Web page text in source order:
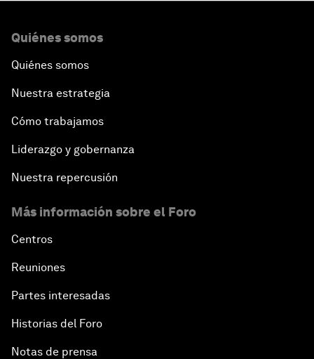
Quiénes somos
Quiénes somos
Nuestra estrategia
Cómo trabajamos
Liderazgo y gobernanza
Nuestra repercusión
Más información sobre el Foro
Centros
Reuniones
Partes interesadas
Historias del Foro
Notas de prensa